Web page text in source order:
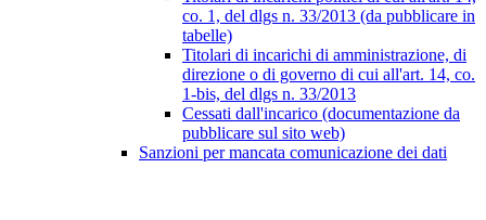
co. 1, del dlgs n. 33/2013 (da pubblicare in
tabelle)
Titolari di incarichi di amministrazione, di
direzione o di governo di cui all'art. 14, co.
1-bis, del dlgs n. 33/2013
Cessati dall'incarico (documentazione da
pubblicare sul sito web)
Sanzioni per mancata comunicazione dei dati